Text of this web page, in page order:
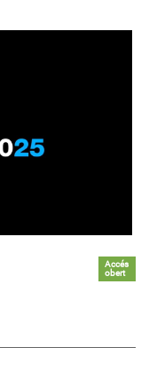
Accés
obert